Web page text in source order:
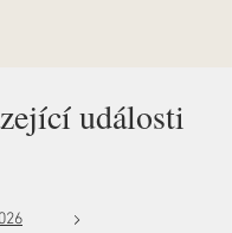
události